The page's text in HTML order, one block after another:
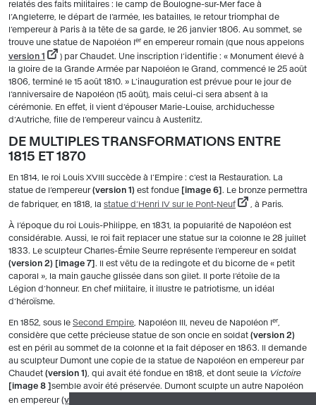
relatés des faits militaires : le camp de Boulogne-sur-Mer face à
l’Angleterre, le départ de l’armée, les batailles, le retour triomphal de
l’empereur à Paris à la tête de sa garde, le 26 janvier 1806. Au sommet, se
trouve une statue de Napoléon I er en empereur romain (que nous appelons
version 1
) par Chaudet. Une inscription l’identifie : « Monument élevé à
la gloire de la Grande Armée par Napoléon le Grand, commencé le 25 août
1806, terminé le 15 août 1810. » L’inauguration est prévue pour le jour de
l’anniversaire de Napoléon (15 août), mais celui-ci sera absent à la
cérémonie. En effet, il vient d’épouser Marie-Louise, archiduchesse
d’Autriche, fille de l’empereur vaincu à Austerlitz.
DE MULTIPLES TRANSFORMATIONS ENTRE
1815 ET 1870
En 1814, le roi Louis XVIII succède à l’Empire : c’est la Restauration. La
statue de l’empereur(version 1) est fondue image 6 . Le bronze permettra
de fabriquer, en 1818, la statue d’Henri IV sur le Pont-Neuf , à Paris.
À l’époque du roi Louis-Philippe, en 1831, la popularité de Napoléon est
considérable. Aussi, le roi fait replacer une statue sur la colonne le 28 juillet
1833. Le sculpteur Charles-Émile Seurre représente l’empereur en soldat
(version 2)
image 7 . Il est vêtu de la redingote et du bicorne de « petit
caporal », la main gauche glissée dans son gilet. Il porte l’étoile de la
Légion d’honneur. En chef militaire, il illustre le patriotisme, un idéal
d’héroïsme.
En 1852, sous le Second Empire , Napoléon III, neveu de Napoléon I er
considère que cette précieuse statue de son oncle en soldat (version 2)
est en péril au sommet de la colonne et la fait déposer en 1863. Il demande
au sculpteur Dumont une copie de la statue de Napoléon en empereur par
Chaudet (version 1) , qui avait été fondue en 1818, et dont seule la Victoire
image 8
semble avoir été préservée. Dumont sculpte un autre Napoléon
en empereur(version 3)